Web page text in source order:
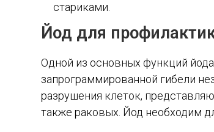
стариками.
Йод для
Одной из основных функций
запрограммированной гибели
разрушения клеток,
также раковых. Йод необходим